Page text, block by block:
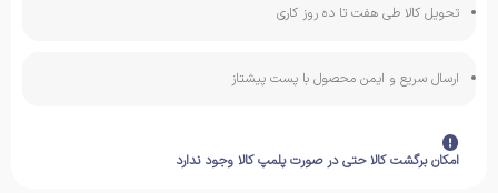
تحویل کالا طی هفت تا ده روز کاری
ارسال سریع و ایمن محصول با پست پیشتاز
امکان برگشت کالا حتی در صورت پلمپ کالا وجود ندارد